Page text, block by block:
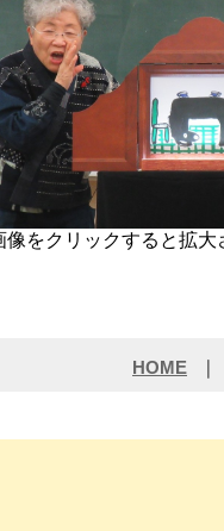
像をクリックすると拡大
HOME